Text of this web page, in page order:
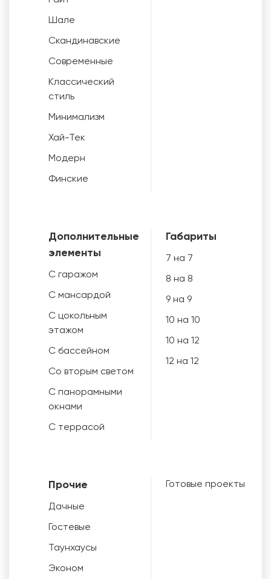
Шале
Скандинавские
Современные
Классический
стиль
Минимализм
Хай-Тек
Модерн
Финские
Дополнительные
элементы
С гаражом
С мансардой
С цокольным
этажом
С бассейном
Со вторым светом
С панорамными
окнами
С террасой
Габариты
7 на 7
8 на 8
9 на 9
10 на 10
10 на 12
12 на 12
Прочие
Дачные
Гостевые
Таунхаусы
Эконом
Готовые проекты